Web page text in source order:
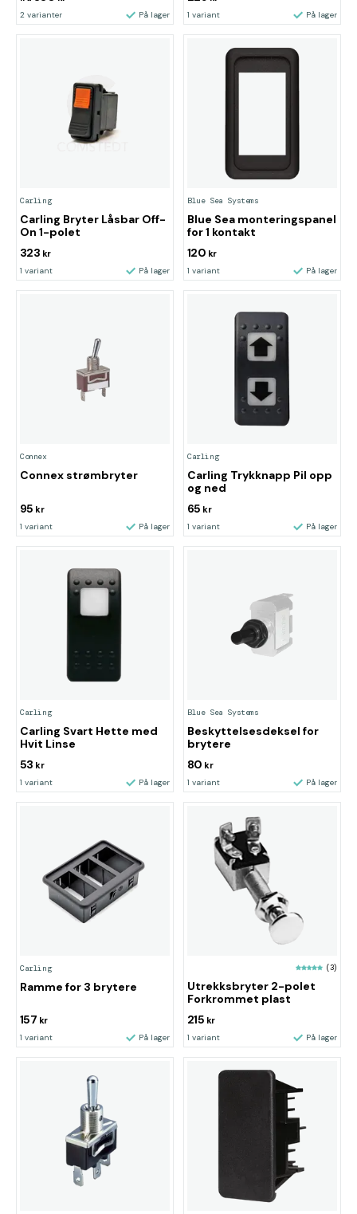
2 varianter På lager 1 variant På lager
Carling
Carling Bryter Låsbar Off-
On 1-polet
323 kr
1 variant På lager
Blue Sea Systems
Blue Sea monteringspanel
for 1 kontakt
120 kr
1 variant På lager
Connex
Connex strømbryter
95 kr
1 variant På lager
Carling
Carling Trykknapp Pil opp
og ned
65 kr
1 variant På lager
Carling
Carling Svart Hette med
Hvit Linse
53 kr
1 variant På lager
Blue Sea Systems
Beskyttelsesdeksel for
brytere
80 kr
1 variant På lager
Carling
Ramme for 3 brytere
157 kr
1 variant På lager
(3)
Utrekksbryter 2-polet
Forkrommet plast
215 kr
1 variant På lager